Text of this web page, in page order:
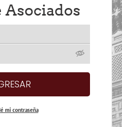
Asociados
mi contraseña